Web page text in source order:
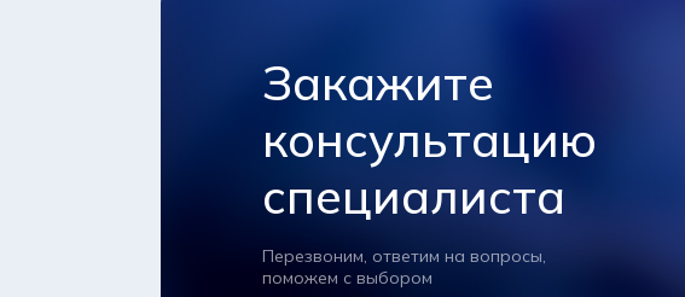
Закажите
консультацию
специалиста
Перезвоним, ответим на вопросы,
поможем с выбором